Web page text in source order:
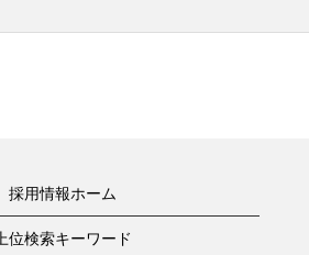
採用情報ホーム
上位検索キーワード